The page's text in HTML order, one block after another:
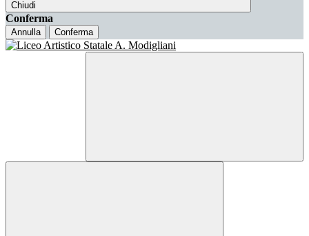
Chiudi
Conferma
Annulla Conferma